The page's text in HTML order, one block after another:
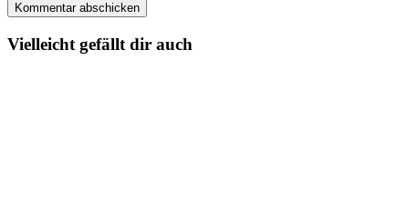
Vielleicht gefällt dir auch